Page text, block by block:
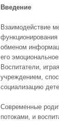
Введение
Взаимодействие
обменом
его
Воспитатели,
учреждением,
социализацию
Современные
потоками, и